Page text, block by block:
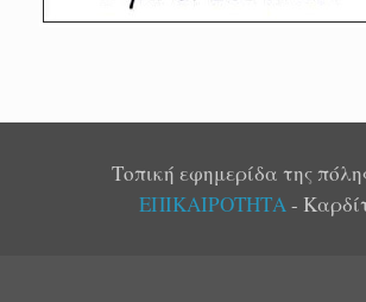
Τοπική εφημερίδα της
ΕΠΙΚΑΙΡΟΤΗΤΑ-